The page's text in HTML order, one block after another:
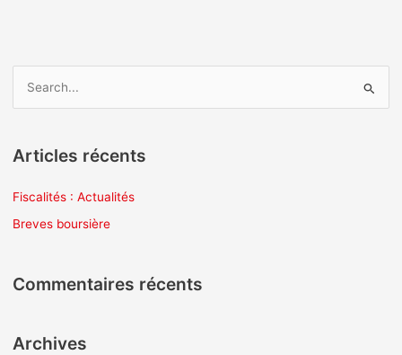
h
e
Articles récents
Fiscalités : Actualités
Breves boursière
Commentaires récents
Archives